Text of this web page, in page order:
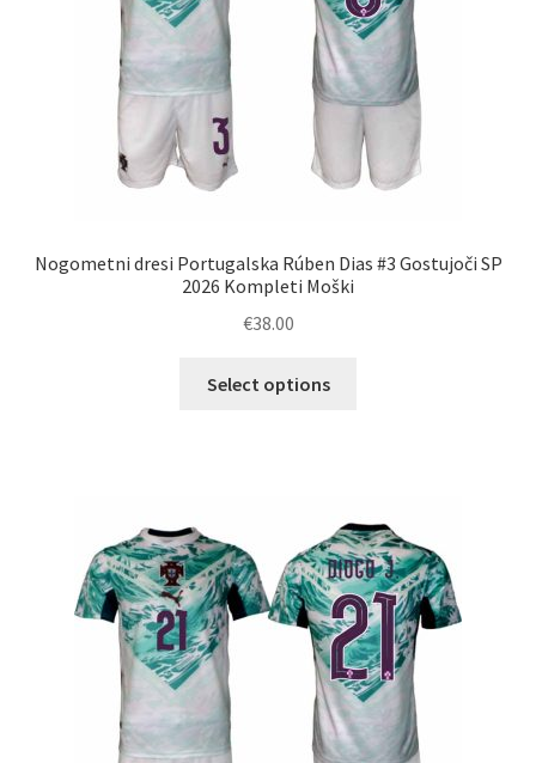
izdelka
Nogometni dresi Portugalska Rúben Dias #3 Gostujoči SP
2026 Kompleti Moški
€38.00
Select options
Možnosti
lahko
izberete
na
strani
izdelka